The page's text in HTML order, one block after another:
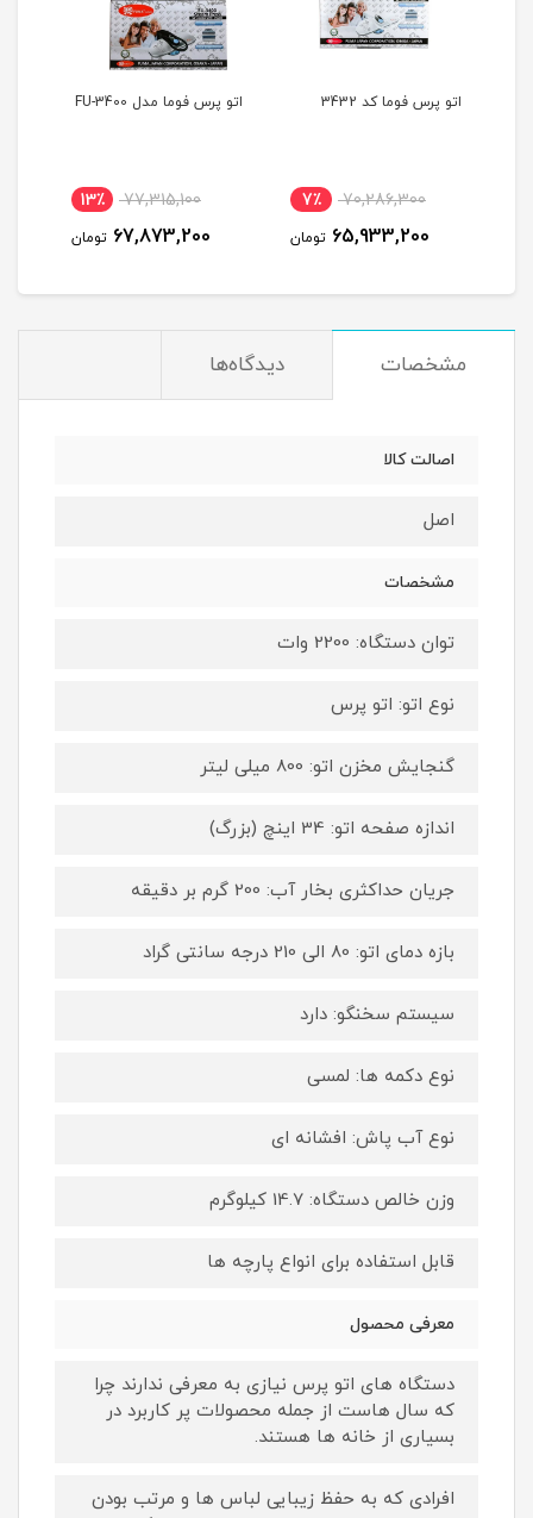
اتو پرس فوما کد 3432
70,286,300 7٪
65,933,200 تومان
اتو پرس فوما مدل FU-3400
77,315,100 13٪
67,873,200 تومان
مشخصات دیدگاه‌ها
اصالت کالا
اصل
مشخصات
توان دستگاه: 2200 وات
نوع اتو: اتو پرس
گنجایش مخزن اتو: 800 میلی لیتر
اندازه صفحه اتو: 34 اینچ (بزرگ)
جریان حداکثری بخار آب: 200 گرم بر دقیقه
بازه دمای اتو: 80 الی 210 درجه سانتی گراد
سیستم سخنگو: دارد
نوع دکمه ها: لمسی
نوع آب پاش: افشانه ای
وزن خالص دستگاه: 14.7 کیلوگرم
قابل استفاده برای انواع پارچه ها
معرفی محصول
دستگاه های اتو پرس نیازی به معرفی ندارند چرا
که سال هاست از جمله محصولات پر کاربرد در
بسیاری از خانه ها هستند.
افرادی که به حفظ زیبایی لباس ها و مرتب بودن